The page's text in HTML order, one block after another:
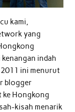
kami,
yang
indah
ini menurut
blogger
ke Hongkong
kisah menarik